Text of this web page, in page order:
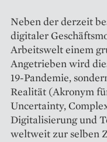
Neben der derzeit
digitaler
Arbeitswelt einem
Angetrieben wird
19-Pandemie,
Realität (Akronym
Uncertainty,
Digitalisierung und
weltweit zur selben